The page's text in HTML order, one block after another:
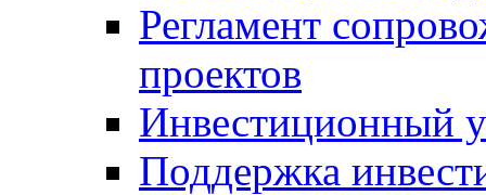
Регламент
проектов
Инвестиционный
Поддержка